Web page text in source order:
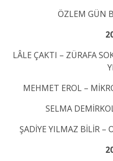
ÖZLEM GÜN
LÂLE ÇAKTI – ZÜRAFA
MEHMET EROL –
SELMA
ŞADİYE YILMAZ BİLİR –